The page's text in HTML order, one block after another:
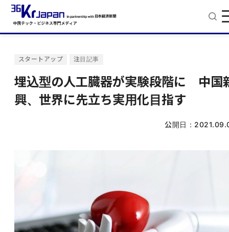
スタートアップ 注目記事
埋込型の人工臓器が実験段階に 中国
興、世界に先立ち実用化目指す
公開日：